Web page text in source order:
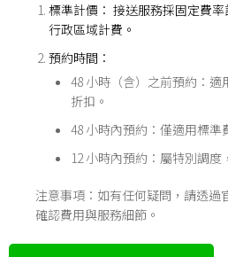
標準計價： 接送服務採固定費
行政區域計費。
預約時間：
48 小時（含）之前預約：
折扣。
48 小時內預約：僅適用標準
12 小時內預約：屬特別調度
注意事項：如有任何疑問，請透過
確認費用與服務細節。